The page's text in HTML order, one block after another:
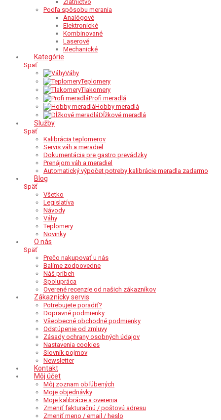
Zlatníctvo
Podľa spôsobu merania
Analógové
Elektronické
Kombinované
Laserové
Mechanické
Kategórie
Späť
Váhy
Teplomery
Tlakomery
Profi meradlá
Hobby meradlá
Dĺžkové meradlá
Služby
Späť
Kalibrácia teplomerov
Servis váh a meradiel
Dokumentácia pre gastro prevádzky
Prenájom váh a meradiel
Automatický výpočet potreby kalibrácie meradla zadarmo
Blog
Späť
Všetko
Legislatíva
Návody
Váhy
Teplomery
Novinky
O nás
Späť
Prečo nakupovať u nás
Balíme zodpovedne
Náš príbeh
Spolupráca
Overené recenzie od našich zákazníkov
Zákaznícky servis
Potrebujete poradiť?
Dopravné podmienky
Všeobecné obchodné podmienky
Odstúpenie od zmluvy
Zásady ochrany osobných údajov
Nastavenia cookies
Slovník pojmov
Newsletter
Kontakt
Môj účet
Môj zoznam obľúbených
Moje objednávky
Moje kalibrácie a overenia
Zmeniť fakturačnú / poštovú adresu
Zmeniť meno / email / heslo